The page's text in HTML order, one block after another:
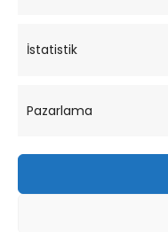
İstatistik
Pazarlama
Sipariş Takibi
Bu site, size daha iyi